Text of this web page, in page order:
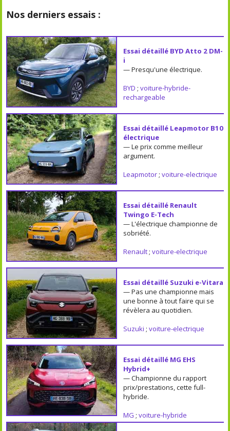
Nos derniers essais :
Essai détaillé BYD Atto 2 DM-
i
— Presqu'une électrique.
BYD ; voiture-hybride-
rechargeable
Essai détaillé Leapmotor B10
électrique
— Le prix comme meilleur
argument.
Leapmotor; voiture-electrique
Essai détaillé Renault
Twingo E-Tech
— L'électrique championne de
sobriété.
Renault; voiture-electrique
Essai détaillé Suzuki e-Vitara
— Pas une championne mais
une bonne à tout faire qui se
révèlera au quotidien.
Suzuki ; voiture-electrique
Essai détaillé MG EHS
Hybrid+
— Championne du rapport
prix/prestations, cette full-
hybride.
MG ; voiture-hybride